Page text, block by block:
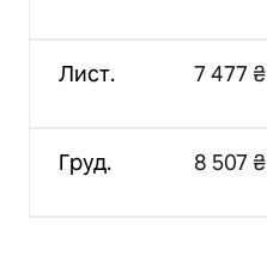
Лист.
Груд.
7 477 ₴
8 507 ₴